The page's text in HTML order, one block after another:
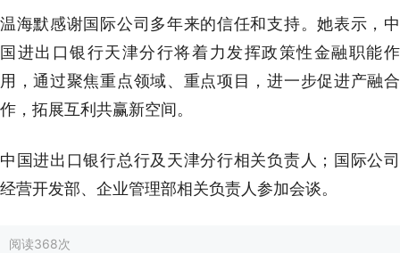
温海默感谢国际公司多年来的信任和支持。她表示，中
国进出口银行天津分行将着力发挥政策性金融职能作
用，通过聚焦重点领域、重点项目，进一步促进产融合
作，拓展互利共赢新空间。
中国进出口银行总行及天津分行相关负责人；国际公司
经营开发部、企业管理部相关负责人参加会谈。
阅读368次